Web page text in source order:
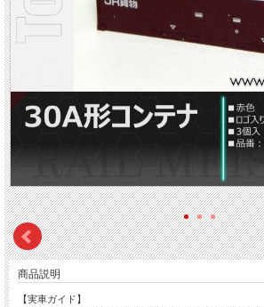
商品説明
【実車ガイド】